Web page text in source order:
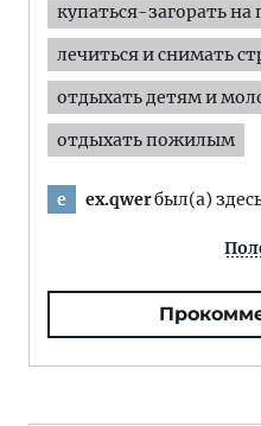
купаться-загорать на
лечиться и снимать
отдыхать детям и
отдыхать пожилым
e ex.qwerбыл(а)